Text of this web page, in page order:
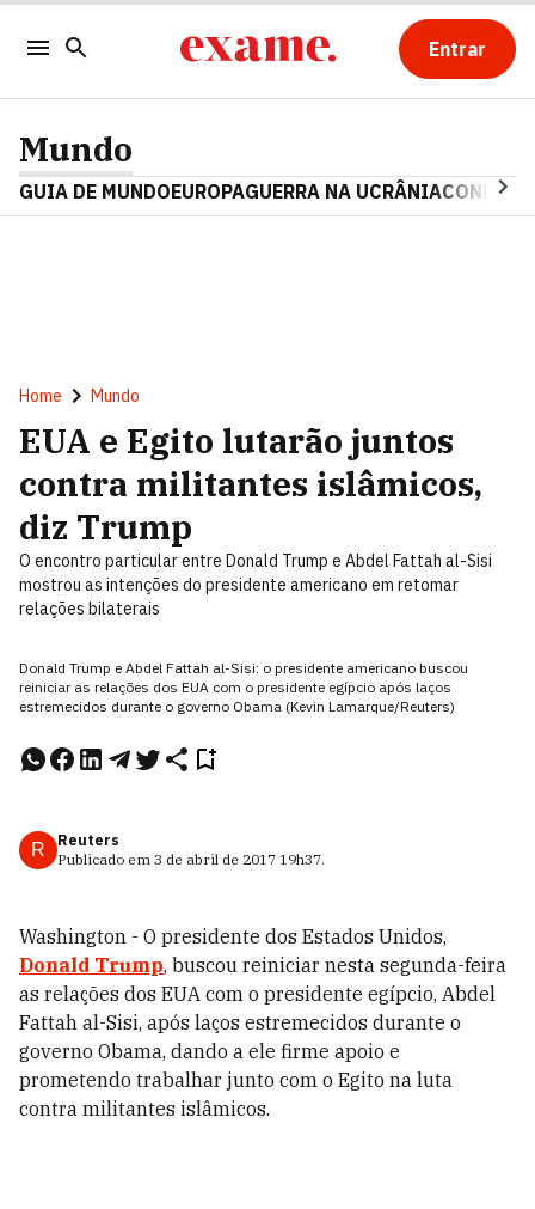
Entrar
Mundo
GUIA DE MUNDOEUROPAGUERRA NA UCRÂNIA
Home Mundo
EUA e Egito lutarão juntos
contra militantes islâmicos,
diz Trump
O encontro particular entre Donald Trump e Abdel Fattah al-Sisi
mostrou as intenções do presidente americano em retomar
relações bilaterais
Donald Trump e Abdel Fattah al-Sisi: o presidente americano buscou
reiniciar as relações dos EUA com o presidente egípcio após laços
estremecidos durante o governo Obama (Kevin Lamarque/Reuters)
R
Reuters
Publicado em 3 de abril de 2017 19h37.
Washington - O presidente dos Estados Unidos,
Donald Trump, buscou reiniciar nesta segunda-feira
as relações dos EUA com o presidente egípcio, Abdel
Fattah al-Sisi, após laços estremecidos durante o
governo Obama, dando a ele firme apoio e
prometendo trabalhar junto com o Egito na luta
contra militantes islâmicos.